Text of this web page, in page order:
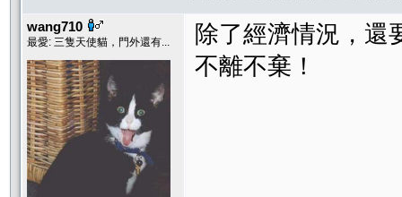
wang710
最愛: 三隻天使貓，門外還有...
除了經濟情況，還
不離不棄！